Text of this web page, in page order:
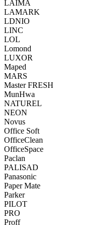
LAIMA
LAMARK
LDNIO
LINC
LOL
Lomond
LUXOR
Maped
MARS
Master FRESH
MunHwa
NATUREL
NEON
Novus
Office Soft
OfficeClean
OfficeSpace
Paclan
PALISAD
Panasonic
Paper Mate
Parker
PILOT
PRO
Proff